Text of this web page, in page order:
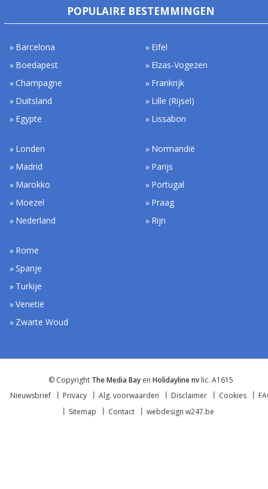
POPULAIRE BESTEMMINGEN
Barcelona
Boedapest
Champagne
Duitsland
Egypte
Eifel
Elzas-Vogezen
Frankrijk
Lille (Rijsel)
Lissabon
Londen
Madrid
Marokko
Moezel
Nederland
Normandië
Parijs
Portugal
Praag
Rijn
Rome
Spanje
Turkije
Venetië
Zwarte Woud
© Copyright The Media Bay en Holidayline nvlic. A1615
Nieuwsbrief
Privacy Alg. voorwaarden Disclaimer Cookies
Sitemap
Contact webdesign w247.be